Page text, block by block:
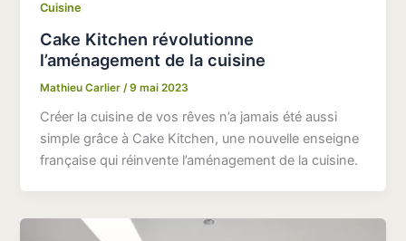
Cuisine
Cake Kitchen révolutionne
l’aménagement de la cuisine
Mathieu Carlier /9 mai 2023
Créer la cuisine de vos rêves n’a jamais été aussi
simple grâce à Cake Kitchen, une nouvelle enseigne
française qui réinvente l’aménagement de la cuisine.